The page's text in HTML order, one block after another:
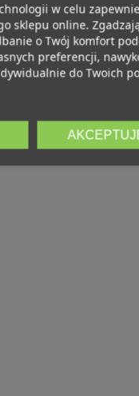
w celu
sklepu online.
o Twój komfort
preferencji,
do Twoich